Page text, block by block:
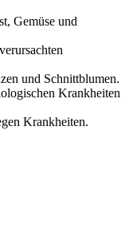
Gemüse und
und Schnittblumen.
Krankheiten
Krankheiten.